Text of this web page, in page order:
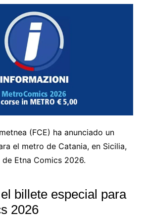
(FCE) ha anunciado un
el metro de Catania, en Sicilia,
Etna Comics 2026.
billete especial para
2026